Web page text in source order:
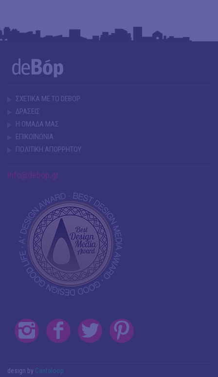
ΣΧΕΤΙΚΑ ΜΕ ΤΟ DEBOP
ΔΡΑΣΕΙΣ
Η ΟΜΑΔΑ ΜΑΣ
ΕΠΙΚΟΙΝΩΝΙΑ
ΠΟΛΙΤΙΚΗ ΑΠΟΡΡΗΤΟΥ
info@debop.gr
design by Cantaloop